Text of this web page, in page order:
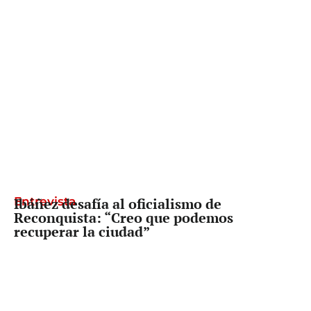
Entrevista
Ibáñez desafía al oficialismo de
Reconquista: “Creo que podemos
recuperar la ciudad”